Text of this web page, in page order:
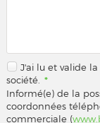
J'ai lu et valide la
société.
*
Informé(e) de la
coordonnées
commerciale (